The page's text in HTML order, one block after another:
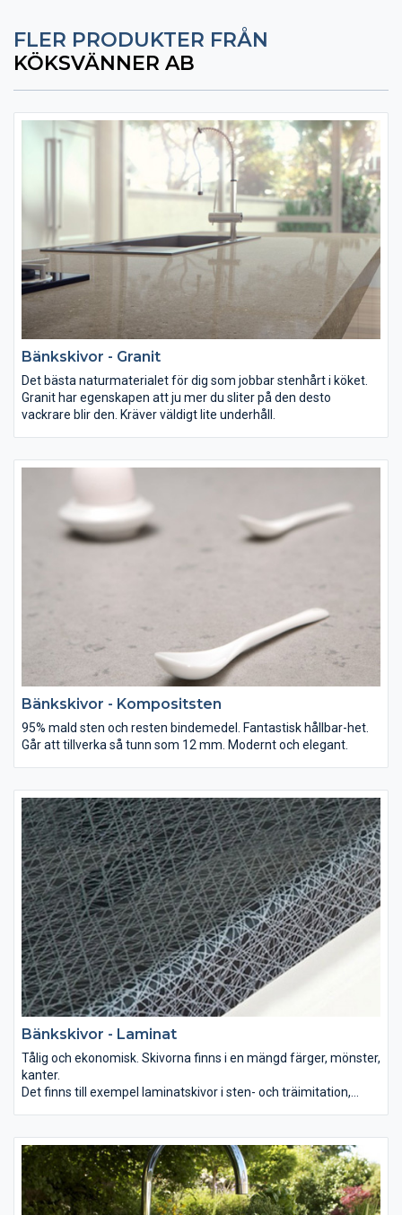
FLER PRODUKTER FRÅN
KÖKSVÄNNER AB
Bänkskivor - Granit
Det bästa naturmaterialet för dig som jobbar stenhårt i köket.
Granit har egenskapen att ju mer du sliter på den desto
vackrare blir den. Kräver väldigt lite underhåll.
Bänkskivor - Kompositsten
95% mald sten och resten bindemedel. Fantastisk hållbar-het.
Går att tillverka så tunn som 12 mm. Modernt och elegant.
Bänkskivor - Laminat
Tålig och ekonomisk. Skivorna finns i en mängd färger, mönster,
kanter.
Det finns till exempel laminatskivor i sten- och träimitation,
trasa och rengöringsmedel